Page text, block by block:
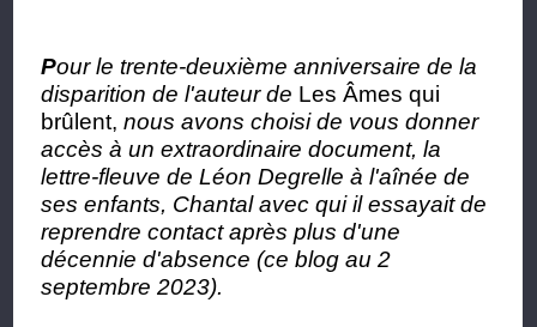
Pour le trente-deuxième anniversaire de la
disparition de l'auteur de Les Âmes qui
brûlent, nous avons choisi de vous donner
accès à un extraordinaire document, la
lettre-fleuve de Léon Degrelle à l'aînée de
ses enfants, Chantal avec qui il essayait de
reprendre contact après plus d'une
décennie d'absence (ce blog au 2
septembre 2023).